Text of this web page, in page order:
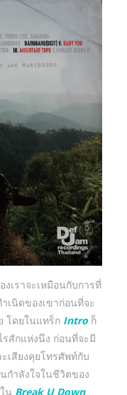
เราจะเหมือนกับการที่
เนิดของเขาก่อนที่จะ
โดยในแทร็ก Introก็
รสักแห่งนึง ก่อนที่จะมี
เสียงคุยโทรศัพท์กับ
กำลังใจในชีวิตของ
น Break U Down